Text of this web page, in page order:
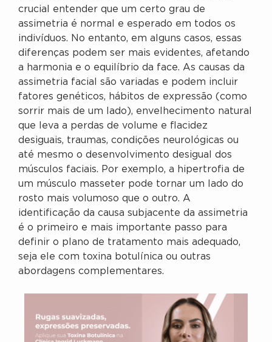
crucial entender que um certo grau de
assimetria é normal e esperado em todos os
indivíduos. No entanto, em alguns casos, essas
diferenças podem ser mais evidentes, afetando
a harmonia e o equilíbrio da face. As causas da
assimetria facial são variadas e podem incluir
fatores genéticos, hábitos de expressão (como
sorrir mais de um lado), envelhecimento natural
que leva a perdas de volume e flacidez
desiguais, traumas, condições neurológicas ou
até mesmo o desenvolvimento desigual dos
músculos faciais. Por exemplo, a hipertrofia de
um músculo masseter pode tornar um lado do
rosto mais volumoso que o outro. A
identificação da causa subjacente da assimetria
é o primeiro e mais importante passo para
definir o plano de tratamento mais adequado,
seja ele com toxina botulínica ou outras
abordagens complementares.